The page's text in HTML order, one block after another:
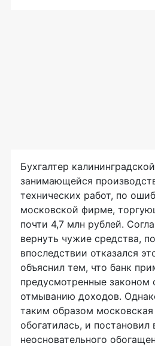
Бухгалтер
занимающейся
технических работ, по
московской фирме,
почти 4,7 млн рублей.
вернуть чужие средства,
впоследствии отказался
объяснил тем, что банк
предусмотренные законом
отмыванию доходов.
таким образом
обогатилась, и
неосновательного